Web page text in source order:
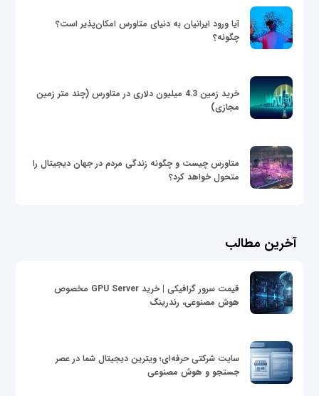
آیا ورود ایرانیان به دنیای متاورس امکان‌پذیر است؟
چگونه؟
خرید زمین 4.3 میلیون دلاری در متاورس (چند متر زمین
مجازی)
متاورس چیست و چگونه زندگی مردم در جهان دیجیتال را
متحول خواهد کرد؟
آخرین مطالب
قیمت سرور گرافیکی | خرید GPU Server مخصوص
هوش مصنوعی، رندرینگ
سایت شرکتی حرفه‌ای؛ ویترین دیجیتال شما در عصر
جستجو و هوش مصنوعی